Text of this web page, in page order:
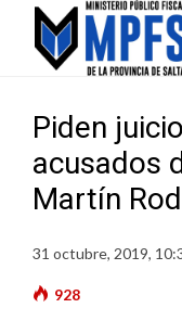
Piden
acusados
Martín
31 octubre, 2019,
928